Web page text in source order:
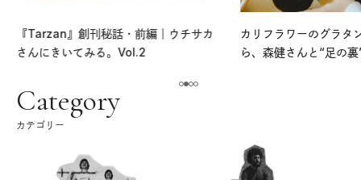
『Tarzan』創刊秘話・前編｜ウチサカ
さんにきいてみる。Vol.2
カリフラワーのグラタ
ら、森健さんと“足の
Category
カテゴリー